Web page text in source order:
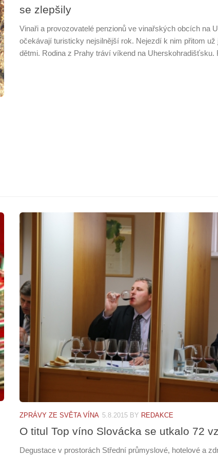
se zlepšily
Vinaři a provozovatelé penzionů ve vinařských obcích na
očekávají turisticky nejsilnější rok. Nejezdí k nim přitom už
dětmi. Rodina z Prahy tráví víkend na Uherskohradišťsku.
ZPRÁVY ZE SVĚTA VÍNA 5.8.2015 BY REDAKCE
O titul Top víno Slovácka se utkalo 72
Degustace v prostorách Střední průmyslové, hotelové a